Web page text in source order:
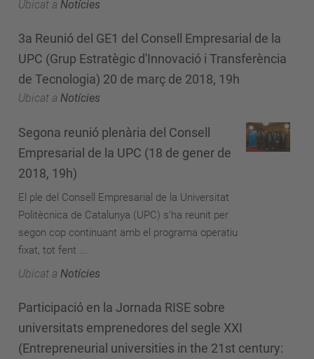
Ubicat a Notícies
3a Reunió del GE1 del Consell Empresarial de la
UPC (Grup Estratègic d'Innovació i Transferència
de Tecnologia) 20 de març de 2018, 19h
Ubicat a Notícies
Segona reunió plenària del Consell
Empresarial de la UPC (18 de gener de
2018, 19h)
El ple del Consell Empresarial de la Universitat
Politècnica de Catalunya (UPC) s’ha reunit per
segon cop continuant amb el programa operatiu
fixat, tot fent ...
Ubicat a Notícies
Participació en la Jornada RISE sobre
universitats emprenedores del segle XXI
(Entrepreneurial universities in the 21st century: